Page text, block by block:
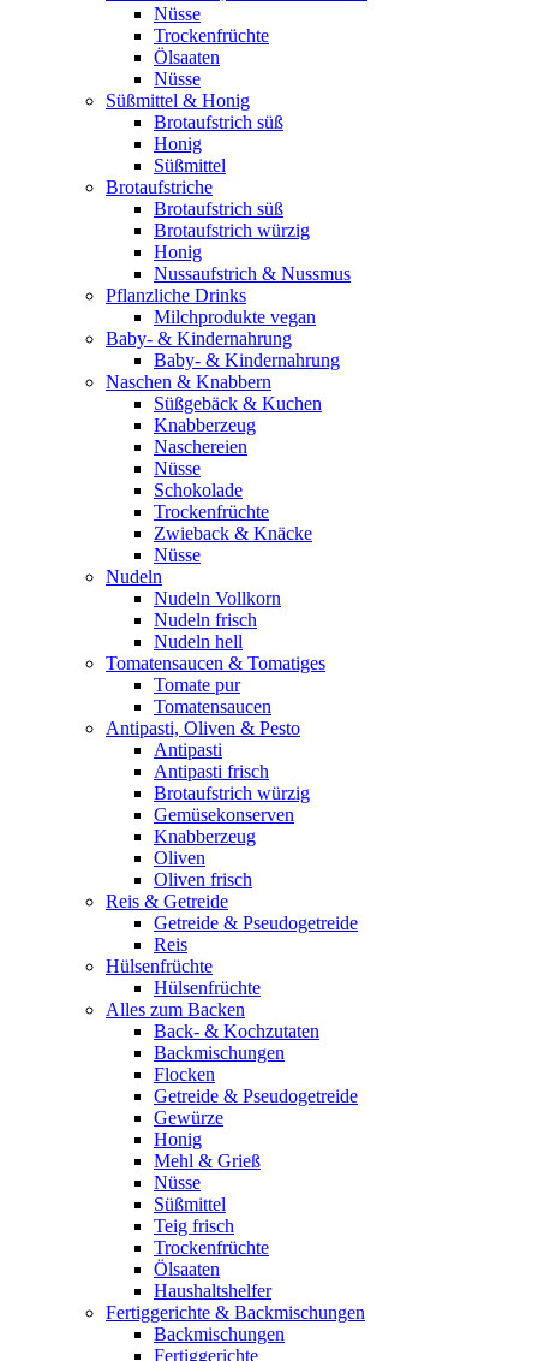
Nüsse
Trockenfrüchte
Ölsaaten
Nüsse
Süßmittel & Honig
Brotaufstrich süß
Honig
Süßmittel
Brotaufstriche
Brotaufstrich süß
Brotaufstrich würzig
Honig
Nussaufstrich & Nussmus
Pflanzliche Drinks
Milchprodukte vegan
Baby- & Kindernahrung
Baby- & Kindernahrung
Naschen & Knabbern
Süßgebäck & Kuchen
Knabberzeug
Naschereien
Nüsse
Schokolade
Trockenfrüchte
Zwieback & Knäcke
Nüsse
Nudeln
Nudeln Vollkorn
Nudeln frisch
Nudeln hell
Tomatensaucen & Tomatiges
Tomate pur
Tomatensaucen
Antipasti, Oliven & Pesto
Antipasti
Antipasti frisch
Brotaufstrich würzig
Gemüsekonserven
Knabberzeug
Oliven
Oliven frisch
Reis & Getreide
Getreide & Pseudogetreide
Reis
Hülsenfrüchte
Hülsenfrüchte
Alles zum Backen
Back- & Kochzutaten
Backmischungen
Flocken
Getreide & Pseudogetreide
Gewürze
Honig
Mehl & Grieß
Nüsse
Süßmittel
Teig frisch
Trockenfrüchte
Ölsaaten
Haushaltshelfer
Fertiggerichte & Backmischungen
Backmischungen
Fertiggerichte